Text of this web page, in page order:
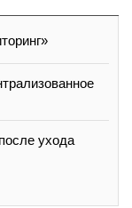
ухода